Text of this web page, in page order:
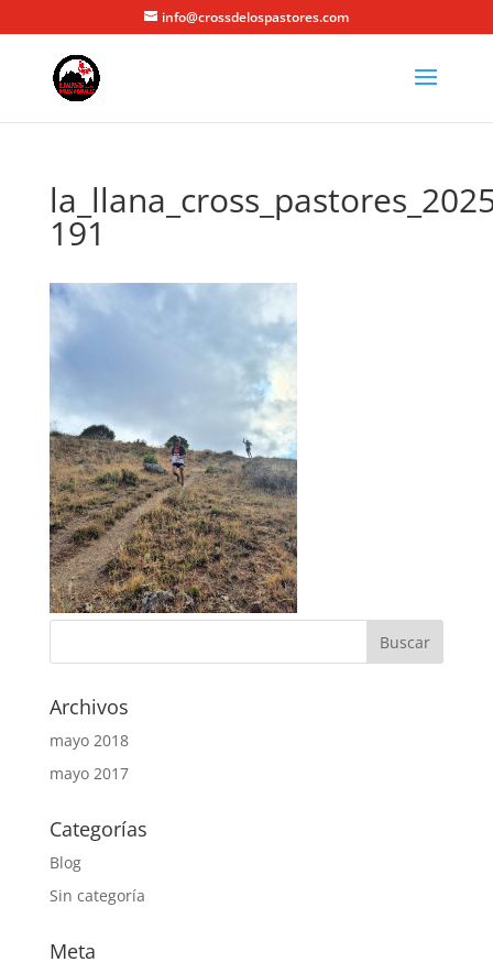
info@crossdelospastores.com
191
Archivos
mayo 2018
mayo 2017
Categorías
Blog
Sin categoría
Meta